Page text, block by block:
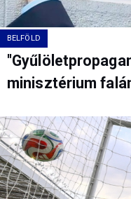
BELFÖLD
minisztérium